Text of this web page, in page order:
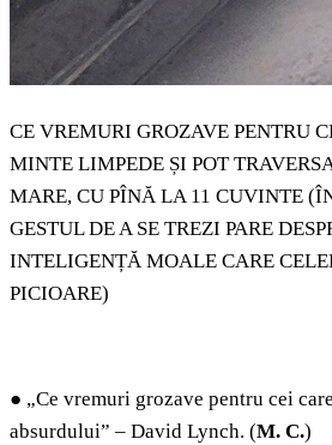
CE VREMURI GROZAVE PENTRU
MINTE LIMPEDE ȘI POT
MARE, CU PÎNĂ LA 11 CUVINTE
GESTUL DE A SE TREZI PARE
INTELIGENȚĂ MOALE CARE
PICIOARE)
● „Ce vremuri grozave pentru cei
absurdului” – David Lynch. (M. C.)